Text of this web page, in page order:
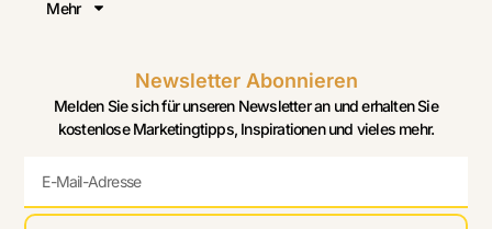
Mehr
Newsletter Abonnieren
Melden Sie sich für unseren Newsletter an und erhalten Sie
kostenlose Marketingtipps, Inspirationen und vieles mehr.